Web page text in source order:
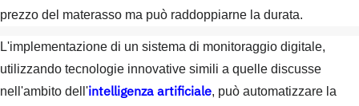
prezzo del materasso ma può raddoppiarne la durata.
L'implementazione di un sistema di monitoraggio digitale,
utilizzando tecnologie innovative simili a quelle discusse
nell'ambito dell'intelligenza artificiale, può automatizzare la